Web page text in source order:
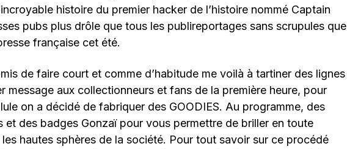
histoire du premier hacker de l’histoire nommé Captain
pubs plus drôle que tous les publireportages sans scrupules que
française cet été.
de faire court et comme d’habitude me voilà à tartiner des lignes
message aux collectionneurs et fans de la première heure, pour
on a décidé de fabriquer des GOODIES. Au programme, des
et des badges Gonzaï pour vous permettre de briller en toute
hautes sphères de la société. Pour tout savoir sur ce procédé